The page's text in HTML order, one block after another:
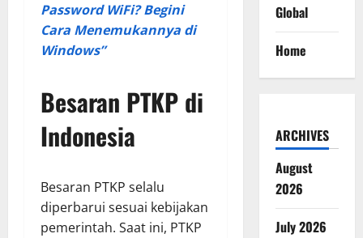
Password WiFi? Begini
Cara Menemukannya di
Windows”
Besaran PTKP di
Indonesia
Besaran PTKP selalu
diperbarui sesuai kebijakan
pemerintah. Saat ini, PTKP
Global
Home
ARCHIVES
August
2026
July 2026